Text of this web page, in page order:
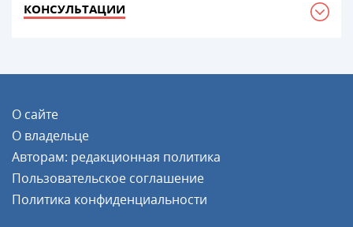
КОНСУЛЬТАЦИИ
О сайте
О владельце
Авторам: редакционная политика
Пользовательское соглашение
Политика конфиденциальности